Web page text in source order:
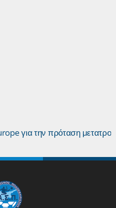
για την πρόταση